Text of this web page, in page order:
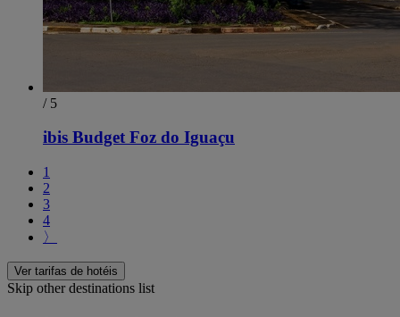
/ 5
ibis Budget Foz do Iguaçu
1
2
3
4
〉
Ver tarifas de hotéis
Skip other destinations list